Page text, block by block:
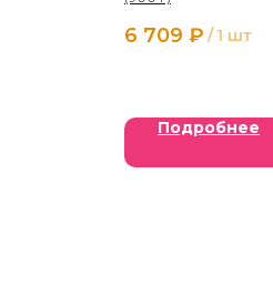
6 709 ₽ / 1 шт
Подробнее